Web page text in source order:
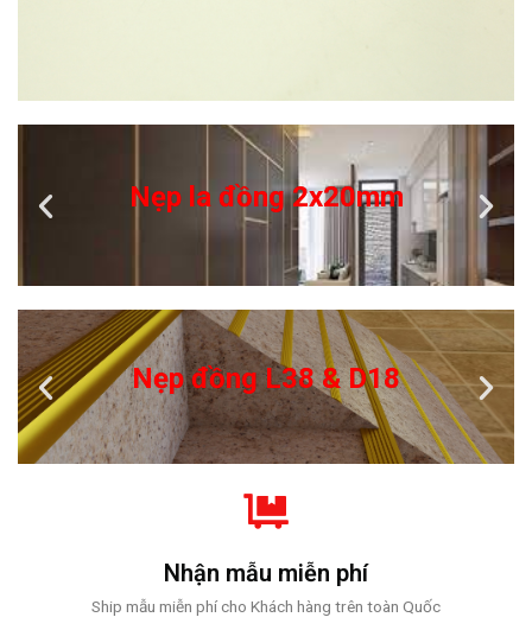
Nẹp la đồng 2x20mm
Nẹp đồng L38 & D18
Nhận mẫu miễn phí
Ship mẫu miễn phí cho Khách hàng trên toàn Quốc